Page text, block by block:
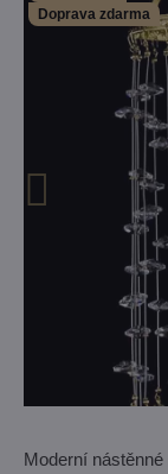
Doprava zdarma
Moderní